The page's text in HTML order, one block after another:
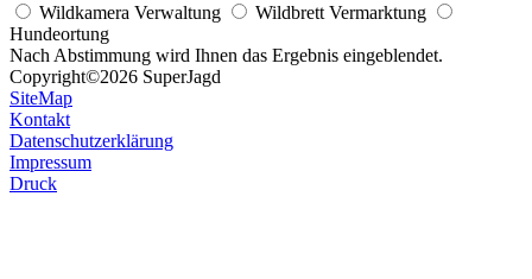
Wildkamera Verwaltung
Wildbrett Vermarktung
Hundeortung
Nach Abstimmung wird Ihnen das Ergebnis eingeblendet.
Copyright©2026 SuperJagd
SiteMap
Kontakt
Datenschutzerklärung
Impressum
Druck